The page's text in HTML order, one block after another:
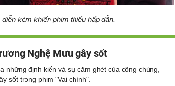
kém khiến phim thiếu hấp dẫn.
Nghệ Mưu gây sốt
những định kiến và sự căm ghét của công chúng,
sốt trong phim "Vai chính".